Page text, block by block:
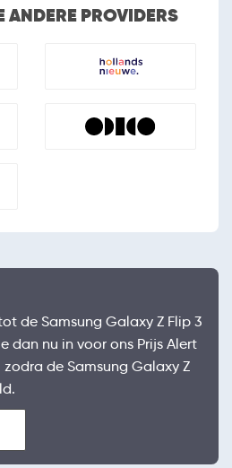
ANDERE PROVIDERS
de Samsung Galaxy Z Flip 3
dan nu in voor ons Prijs Alert
de Samsung Galaxy Z